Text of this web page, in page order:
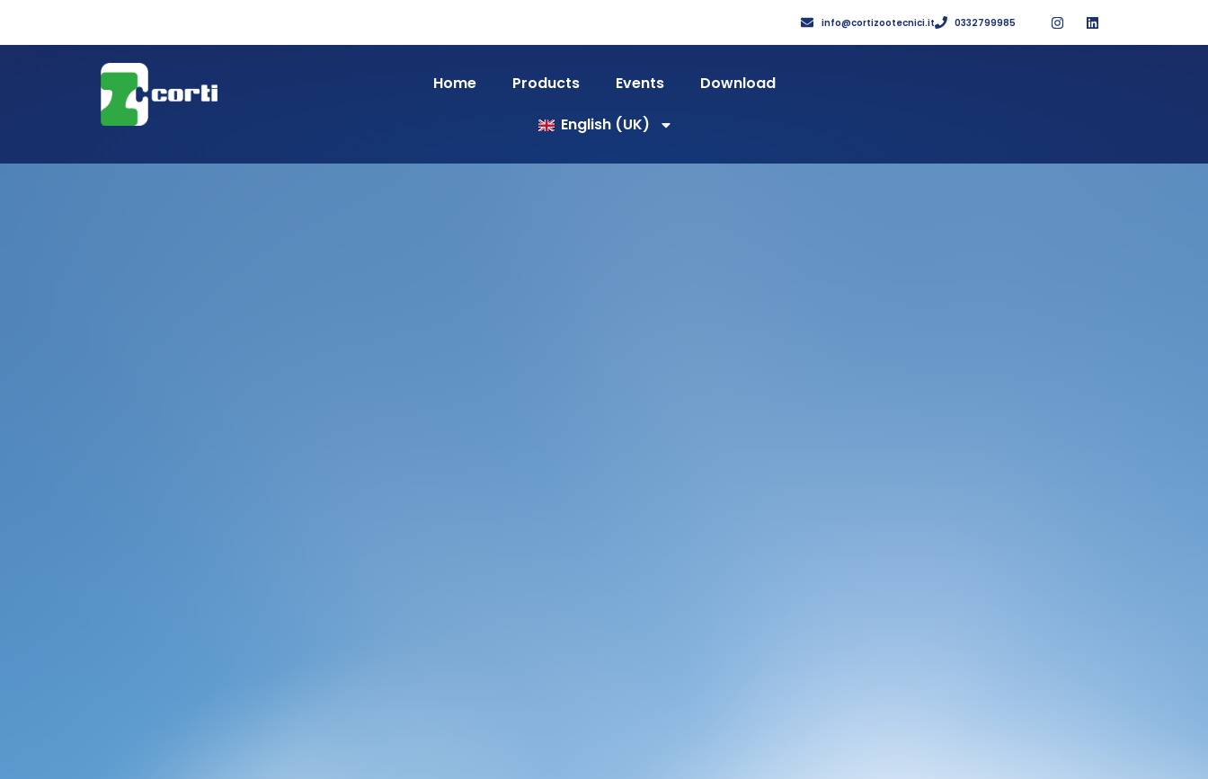
info@cortizootecnici.it 0332799985
Home Products Events
Download
English (UK)